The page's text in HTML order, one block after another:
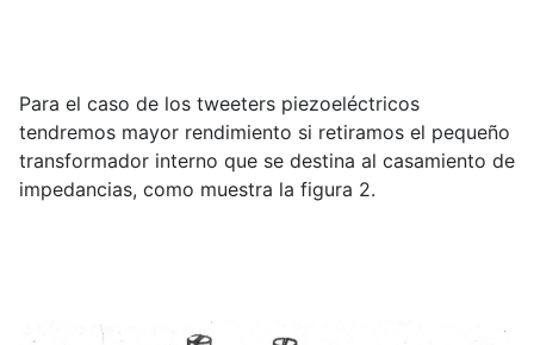
Para el caso de los tweeters piezoeléctricos
tendremos mayor rendimiento si retiramos el pequeño
transformador interno que se destina al casamiento de
impedancias, como muestra la figura 2.